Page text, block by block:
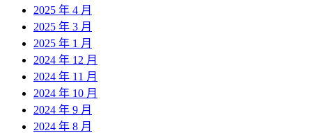
2025 年 4 月
2025 年 3 月
2025 年 1 月
2024 年 12 月
2024 年 11 月
2024 年 10 月
2024 年 9 月
2024 年 8 月